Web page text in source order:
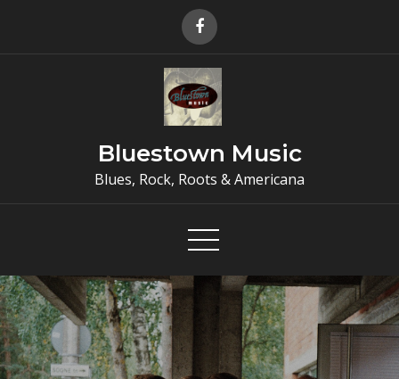
Bluestown Music
Blues, Rock, Roots & Americana